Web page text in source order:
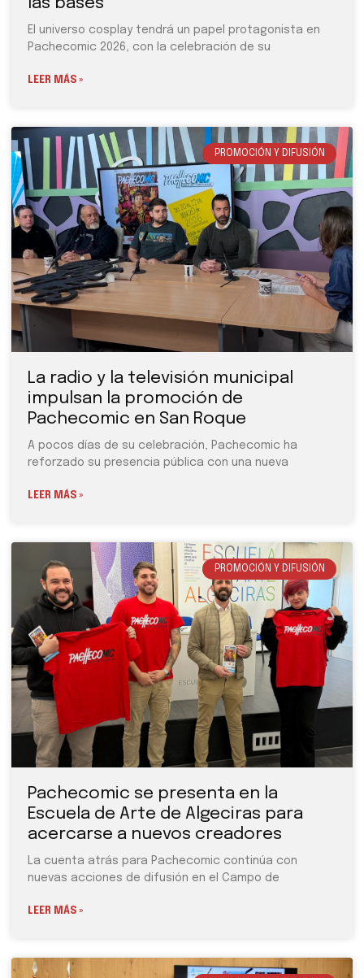
El universo cosplay tendrá un papel protagonista en
Pachecomic 2026, con la celebración de su
LEER MÁS »
PROMOCIÓN Y DIFUSIÓN
La radio y la televisión municipal
impulsan la promoción de
Pachecomic en San Roque
A pocos días de su celebración, Pachecomic ha
reforzado su presencia pública con una nueva
LEER MÁS »
PROMOCIÓN Y DIFUSIÓN
Pachecomic se presenta en la
Escuela de Arte de Algeciras para
acercarse a nuevos creadores
La cuenta atrás para Pachecomic continúa con
nuevas acciones de difusión en el Campo de
LEER MÁS »